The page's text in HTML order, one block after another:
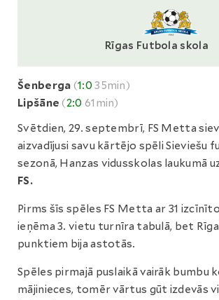
Rīgas Futbola skola
Šenberga (1:0 35min)
Lipšāne(2:0 61min)
Svētdien, 29. septembrī, FS Metta
aizvadījusi savu kārtējo spēli Sieviešu
sezonā, Hanzas vidusskolas laukumā
FS.
Pirms šīs spēles FS Metta ar 31
ieņēma 3. vietu turnīra tabulā, bet
punktiem bija astotās.
Spēles pirmajā puslaikā vairāk bumbu
mājinieces, tomēr vārtus gūt izdevās